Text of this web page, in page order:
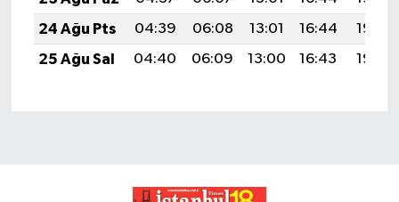
24 Ağu Pts
04:39 06:08 13:01 16:44
19:44
25 Ağu Sal
04:40 06:09 13:00 16:43 19:42